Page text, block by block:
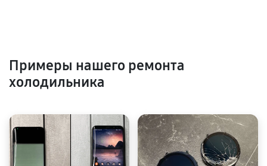
Примеры нашего ремонта
холодильника